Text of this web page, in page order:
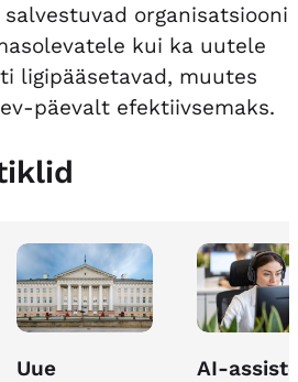
organisatsiooni
kui ka uutele
ligipääsetavad, muutes
päevalt efektiivsemaks.
Uue
AI-